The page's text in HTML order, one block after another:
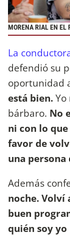
MORENA RIAL EN EL
La
defendió su
oportunidad
está bien.
bárbaro. No
ni con lo
favor de
una persona
Además
noche. Volví
buen
quién soy